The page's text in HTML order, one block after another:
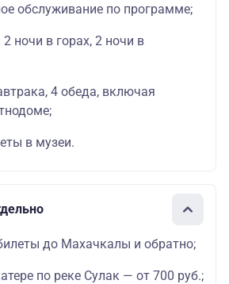
обслуживание по программе;
ночи в горах, 2 ночи в
4 обеда, включая
в музеи.
до Махачкалы и обратно;
по реке Сулак — от 700 руб.;